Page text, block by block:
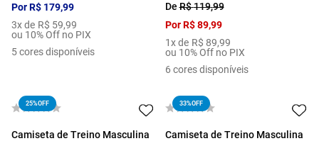
PorR$ 179,99
3x de R$ 59,99
ou 10% Off no PIX
5cores disponíveis
DeR$119,99
PorR$ 89,99
1x de R$ 89,99
ou 10% Off no PIX
6 cores disponíveis
25%OFF
Camiseta de Treino Masculina
33%OFF
Camiseta de Treino Masculina